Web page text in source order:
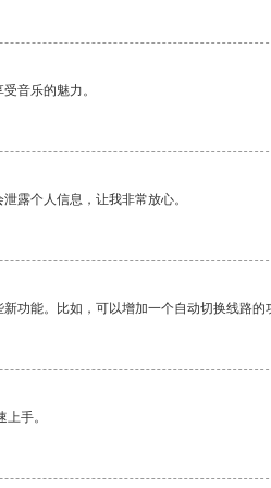
音乐的魅力。
露个人信息，让我非常放心。
功能。比如，可以增加一个自动切换线路
手。